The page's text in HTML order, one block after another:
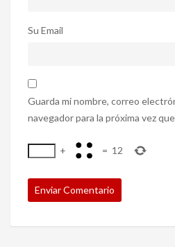
Su Email
Guarda mi nombre, correo
navegador para la próxima vez
+ = 12